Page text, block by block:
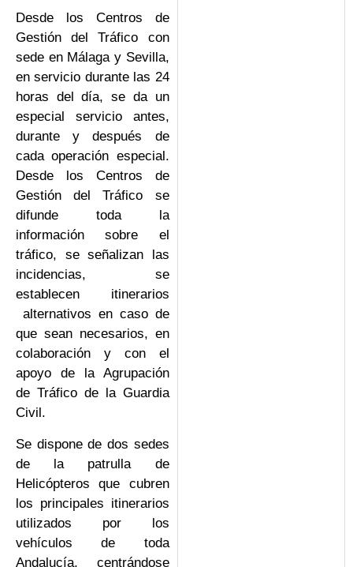
Desde los Centros de
Gestión del Tráfico con
sede en Málaga y Sevilla,
en servicio durante las 24
horas del día, se da un
especial servicio antes,
durante y después de
cada operación especial.
Desde los Centros de
Gestión del Tráfico se
difunde toda la
información sobre el
tráfico, se señalizan las
incidencias, se
establecen itinerarios
alternativos en caso de
que sean necesarios, en
colaboración y con el
apoyo de la Agrupación
de Tráfico de la Guardia
Civil.
Se dispone de dos sedes
de la patrulla de
Helicópteros que cubren
los principales itinerarios
utilizados por los
vehículos de toda
Andalucía, centrándose